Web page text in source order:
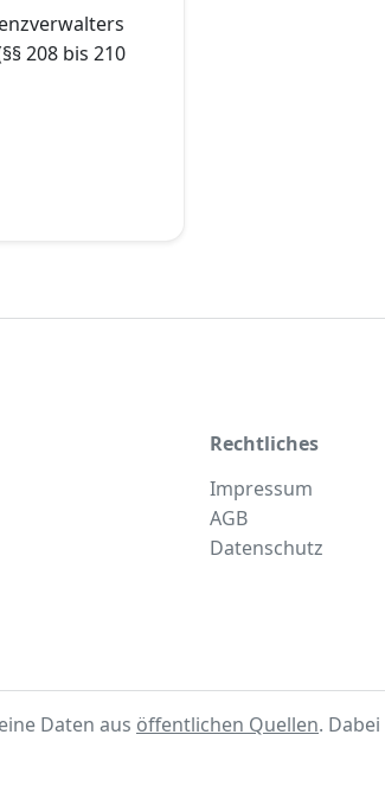
208 bis 210
Rechtliches
Impressum
AGB
Datenschutz
Daten aus öffentlichen Quellen.